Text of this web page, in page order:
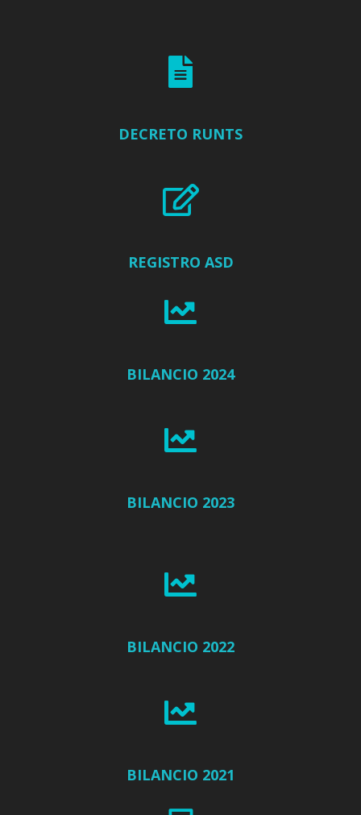
DECRETO RUNTS
REGISTRO ASD
BILANCIO 2024
BILANCIO 2023
BILANCIO 2022
BILANCIO 2021